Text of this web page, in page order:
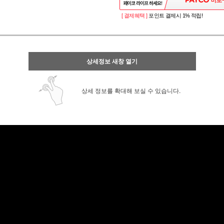
[ 결제혜택 ] 포인트 결제시 1% 적립!
상세정보 새창 열기
상세 정보를 확대해 보실 수 있습니다.